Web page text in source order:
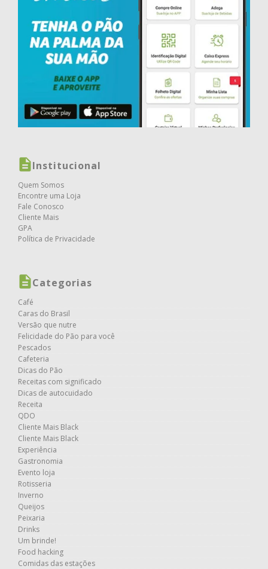
Institucional
Quem Somos
Encontre uma Loja
Fale Conosco
Cliente Mais
GPA
Política de Privacidade
Categorias
Café
Caras do Brasil
Versão que nutre
Felicidade do Pão para você
Pescados
Cafeteria
Dicas do Pão
Receitas com significado
Dicas de autocuidado
Receita
QDO
Cliente Mais Black
Cliente Mais Black
Experiência
Gastronomia
Evento loja
Rotisseria
Inverno
Queijos
Peixaria
Drinks
Um brinde!
Food hacking
Comidas das estações